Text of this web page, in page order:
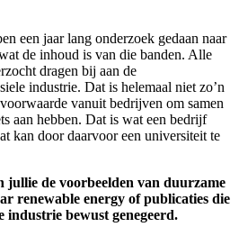
een jaar lang onderzoek gedaan naar
de inhoud is van die banden. Alle
dragen bij aan de
industrie. Dat is helemaal niet zo’n
vanuit bedrijven om samen
aan hebben. Dat is wat een bedrijf
kan door daarvoor een universiteit te
jullie de voorbeelden van duurzame
renewable energy of publicaties die
industrie bewust genegeerd.